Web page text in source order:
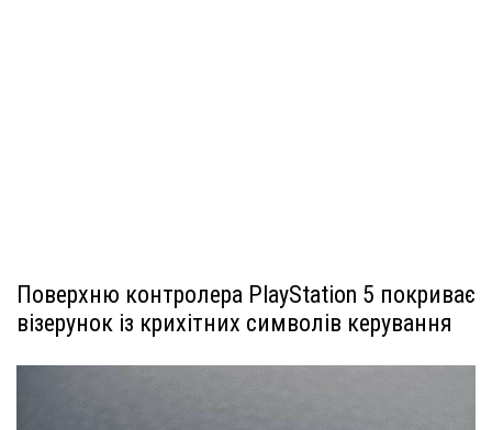
Поверхню контролера PlayStation 5 покриває
візерунок із крихітних символів керування